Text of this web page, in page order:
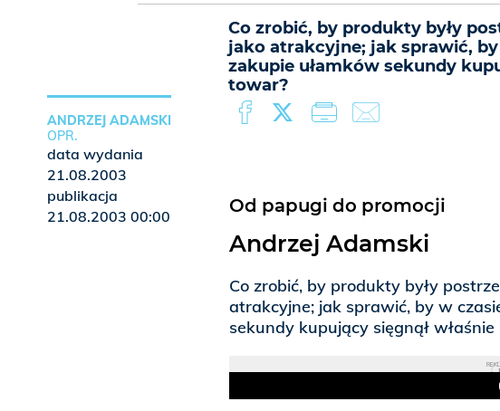
Co zrobić, by produkty były
jako atrakcyjne; jak sprawić,
zakupie ułamków sekundy
towar?
Od papugi do promocji
Andrzej Adamski
Co zrobić, by produkty były
atrakcyjne; jak sprawić, by w
sekundy kupujący sięgnął
ANDRZEJ ADAMSKI
OPR.
data wydania
21.08.2003
publikacja
21.08.2003 00:00